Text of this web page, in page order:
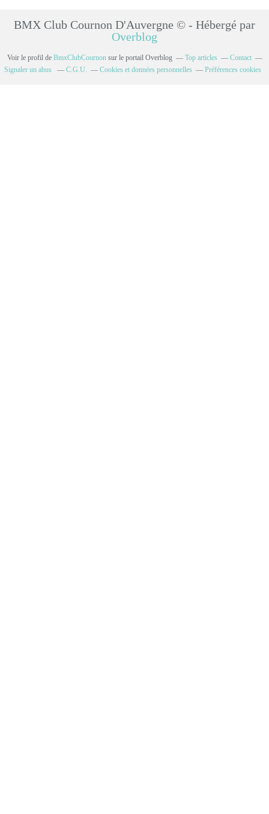
BMX Club Cournon D'Auvergne © - Hébergé par
Overblog
Voir le profil de BmxClubCournon sur le portail Overblog Top articles
Contact
Signaler un abus
C.G.U. Cookies et données personnelles Préférences cookies